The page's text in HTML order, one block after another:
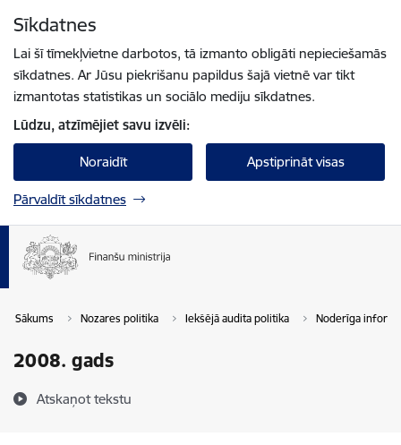
Sīkdatnes
Lai šī tīmekļvietne darbotos, tā izmanto obligāti nepieciešamās
sīkdatnes. Ar Jūsu piekrišanu papildus šajā vietnē var tikt
izmantotas statistikas un sociālo mediju sīkdatnes.
Lūdzu, atzīmējiet savu izvēli:
Noraidīt Apstiprināt visas
Pārvaldīt sīkdatnes
Sākums Nozares politika Iekšējā audita politika Noderīga
2008. gads
Atskaņot tekstu